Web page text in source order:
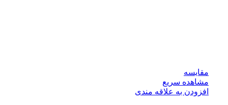
مقایسه
مشاهده سریع
افزودن به علاقه مندی